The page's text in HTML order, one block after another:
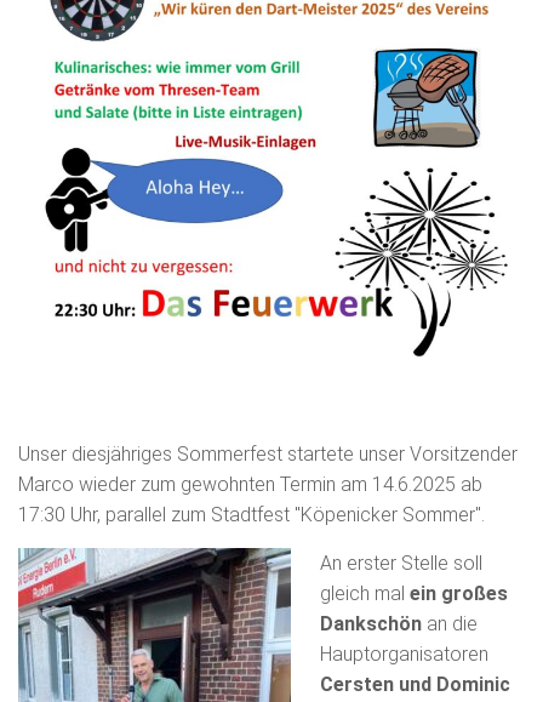
Unser diesjähriges Sommerfest startete unser Vorsitzender
Marco wieder zum gewohnten Termin am 14.6.2025 ab
17:30 Uhr, parallel zum Stadtfest "Köpenicker Sommer".
An erster Stelle soll
gleich mal ein großes
Dankschön an die
Hauptorganisatoren
Cersten und Dominic